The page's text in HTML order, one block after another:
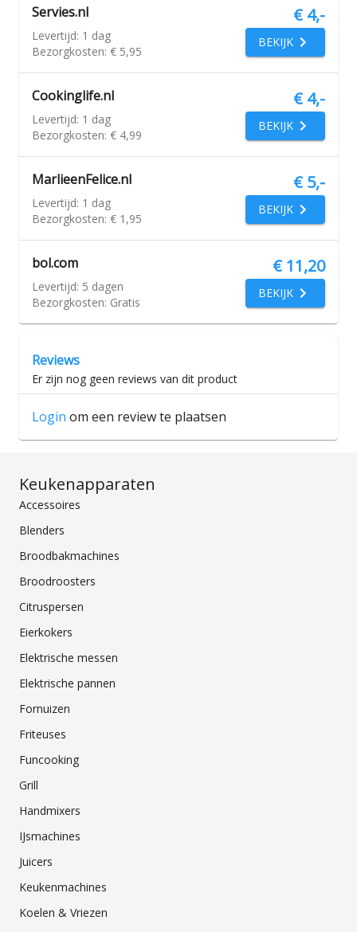
Servies.nl € 4,-
BEKIJK
Levertijd: 1 dag
Bezorgkosten: € 5,95
Cookinglife.nl € 4,-
BEKIJK
Levertijd: 1 dag
Bezorgkosten: € 4,99
MarlieenFelice.nl € 5,-
BEKIJK
Levertijd: 1 dag
Bezorgkosten: € 1,95
bol.com € 11,20
BEKIJK
Levertijd: 5 dagen
Bezorgkosten: Gratis
Reviews
Er zijn nog geen reviews van dit product
Login om een review te plaatsen
Keukenapparaten
Accessoires
Blenders
Broodbakmachines
Broodroosters
Citruspersen
Eierkokers
Elektrische messen
Elektrische pannen
Fornuizen
Friteuses
Funcooking
Grill
Handmixers
IJsmachines
Juicers
Keukenmachines
Koelen & Vriezen